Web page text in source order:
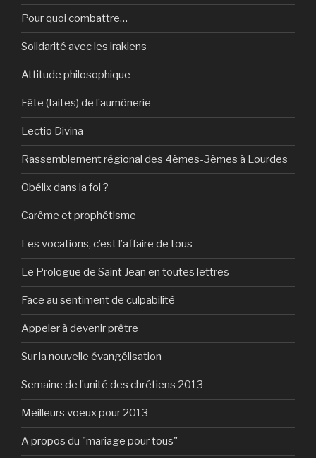
Pour quoi combattre…
Solidarité avec les irakiens
Attitude philosophique
Fête (faites) de l’aumônerie
Lectio Divina
Rassemblement régional des 4èmes-3èmes à Lourdes
Obélix dans la foi ?
Carême et prophétisme
Les vocations, c’est l’affaire de tous
Le Prologue de Saint Jean en toutes lettres
Face au sentiment de culpabilité
Appeler à devenir prêtre
Sur la nouvelle évangélisation
Semaine de l’unité des chrétiens 2013
Meilleurs voeux pour 2013
A propos du "mariage pour tous"